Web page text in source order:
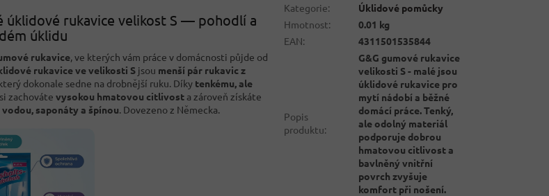
úklidové rukavice velikost S — pohodlí a
úklidu
rukavice, ve kterých vám práce v domácnosti půjde od
rukavice ve velikosti S jsou menší pár rukavic z
dokonale sedne na drobnější ruku. Díky tenkému, ale
si zachováte vysokou hmatovou citlivost a zároveň získáte
saponáty a špínou. Dovezeno z Německa.
Kategorie:
Úklidové pomůcky
Hmotnost:
0.01 kg
EAN: 4311501535844
Popis
produktu:
G&G gumové rukavice
velikosti S - malé jsou
úklidové rukavice pro
mytí nádobí a běžné
domácí práce. Tenký,
ale odolný materiál
podporuje dobrou
hmatovou citlivost a
bavlněný vnitřní
povrch zvyšuje
komfort při nošení.